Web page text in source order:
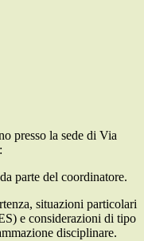
presso la sede di Via
parte del coordinatore.
situazioni particolari
e considerazioni di tipo
disciplinare.